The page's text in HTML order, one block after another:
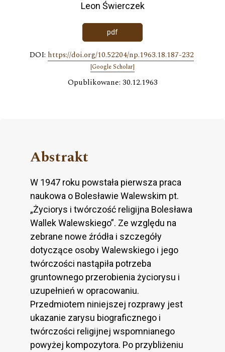
Leon Świerczek
pdf
DOI: https://doi.org/10.52204/np.1963.18.187-232
[Google Scholar]
Opublikowane: 30.12.1963
Abstrakt
W 1947 roku powstała pierwsza praca
naukowa o Bolesławie Walewskim pt.
„Życiorys i twórczość religijna Bolesława
Wallek Walewskiego”. Ze względu na
zebrane nowe źródła i szczegóły
dotyczące osoby Walewskiego i jego
twórczości nastąpiła potrzeba
gruntownego przerobienia życiorysu i
uzupełnień w opracowaniu.
Przedmiotem niniejszej rozprawy jest
ukazanie zarysu biograficznego i
twórczości religijnej wspomnianego
powyżej kompozytora. Po przybliżeniu